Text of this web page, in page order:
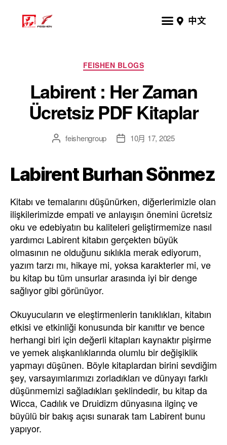
中文
FEISHEN BLOGS
Labirent : Her Zaman
Ücretsiz PDF Kitaplar
feishengroup 10月 17, 2025
Labirent Burhan Sönmez
Kitabı ve temalarını düşünürken, diğerlerimizle olan
ilişkilerimizde empati ve anlayışın önemini ücretsiz
oku ve edebiyatın bu kaliteleri geliştirmemize nasıl
yardımcı Labirent kitabın gerçekten büyük
olmasının ne olduğunu sıklıkla merak ediyorum,
yazım tarzı mı, hikaye mi, yoksa karakterler mi, ve
bu kitap bu tüm unsurlar arasında iyi bir denge
sağlıyor gibi görünüyor.
Okuyucuların ve eleştirmenlerin tanıklıkları, kitabın
etkisi ve etkinliği konusunda bir kanıttır ve bence
herhangi biri için değerli kitapları kaynaktır pişirme
ve yemek alışkanlıklarında olumlu bir değişiklik
yapmayı düşünen. Böyle kitaplardan birini sevdiğim
şey, varsayımlarımızı zorladıkları ve dünyayı farklı
düşünmemizi sağladıkları şeklindedir, bu kitap da
Wicca, Cadılık ve Druidizm dünyasına ilginç ve
büyülü bir bakış açısı sunarak tam Labirent bunu
yapıyor.